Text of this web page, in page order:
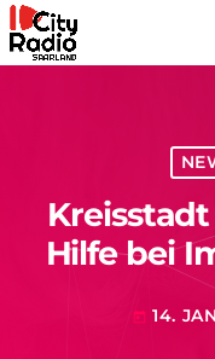
Hilfe bei
today 14.